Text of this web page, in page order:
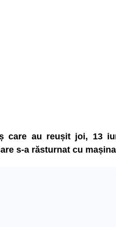
au reușit joi, 13
s-a răsturnat cu